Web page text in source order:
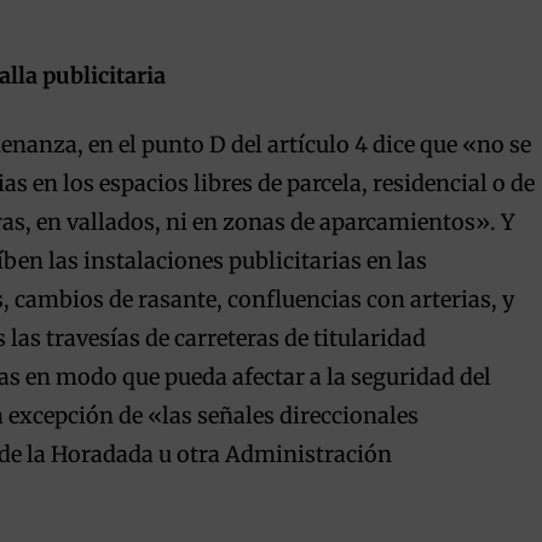
publicitaria
en el punto D del artículo 4 dice que «no se
en los espacios libres de parcela, residencial o de
en vallados, ni en zonas de aparcamientos». Y
las instalaciones publicitarias en las
cambios de rasante, confluencias con arterias, y
travesías de carreteras de titularidad
en modo que pueda afectar a la seguridad del
de «las señales direccionales
la Horadada u otra Administración